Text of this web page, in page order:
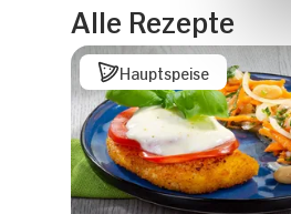
Alle Rezepte
Hauptspeise